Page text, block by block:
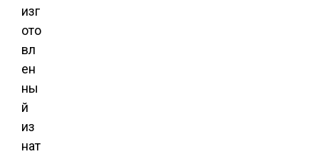
изг
ото
вл
ен
ны
й
из
нат